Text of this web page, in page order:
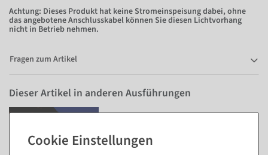
Achtung: Dieses Produkt hat keine Stromeinspeisung dabei, ohne
das angebotene Anschlusskabel können Sie diesen Lichtvorhang
nicht in Betrieb nehmen.
Fragen zum Artikel
Dieser Artikel in anderen Ausführungen